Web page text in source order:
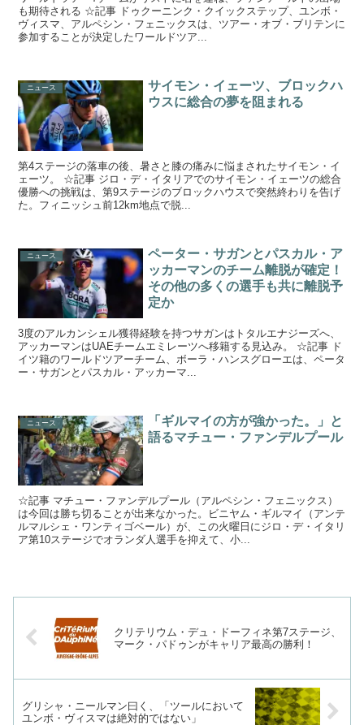
も期待される ☆記事 ドゥクーニンク・クイックステップ、ユンボ・
ヴィスマ、アルペシン・フェニックスは、ツアー・オブ・ブリテンに
参加することが決定したワールドツア...
ニュース
サイモン・イェーツ、ブロックハ
ウスに総合の夢を阻まれる
第4ステージの落車の後、暑さと膝の痛みに悩まされたサイモン・イ
ェーツ。 ☆記事 ジロ・デ・イタリアでのサイモン・イェーツの総合
優勝への挑戦は、第9ステージのブロックハウスで突然終わりを告げ
た。フィニッシュ前12km地点で脱...
ニュース
ペーター・サガンとパスカル・ア
ッカーマンのチーム離脱が確定！
その他の多くの選手も共に離脱予
定か
3度のアルカンシェル獲得経験を持つサガンはトタルエナジーズへ、
アッカーマンはUAEチームエミレーツへ移籍する見込み。 ☆記事 ド
イツ籍のワールドツアーチーム、ボーラ・ハンスグローエは、ペータ
ー・サガンとパスカル・アッカーマ...
ニュース
「ギルマイの方が強かった。」と
語るマチュー・ファンデルプール
☆記事 マチュー・ファンデルプール（アルペシン・フェニックス）
は今回は勝ち切ることが出来なかった。ビニヤム・ギルマイ（アンテ
ルマルシェ・ワンティゴベール）が、この火曜日にジロ・デ・イタリ
ア第10ステージでオランダ人選手を抑えて、小...
クリテリウム・デュ・ドーフィネ第7ステージ、
マーク・パドゥンがキャリア最高の勝利！
グリシャ・ニールマン曰く、「ツールにおいて
ユンボ・ヴィスマは絶対的ではない」